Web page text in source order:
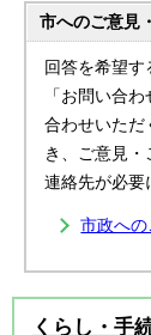
市へのご意見
回答を希望
「お問い合
合わせいただ
き、ご意見・
連絡先が必要
市政へ
くらし・手